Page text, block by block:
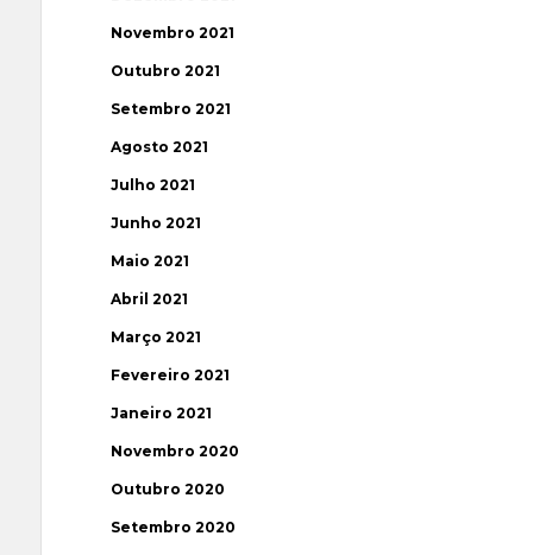
Novembro 2021
Outubro 2021
Setembro 2021
Agosto 2021
Julho 2021
Junho 2021
Maio 2021
Abril 2021
Março 2021
Fevereiro 2021
Janeiro 2021
Novembro 2020
Outubro 2020
Setembro 2020